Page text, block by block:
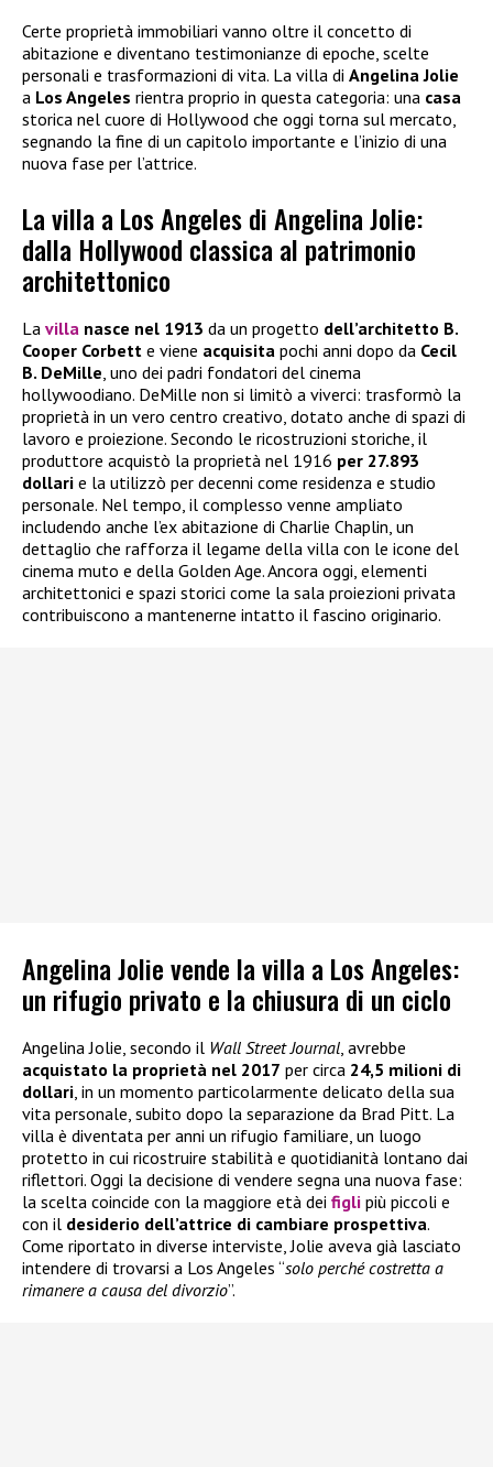
Certe proprietà immobiliari vanno oltre il concetto di
abitazione e diventano testimonianze di epoche, scelte
personali e trasformazioni di vita. La villa di Angelina Jolie
a Los Angeles rientra proprio in questa categoria: una casa
storica nel cuore di Hollywood che oggi torna sul mercato,
segnando la fine di un capitolo importante e l’inizio di una
nuova fase per l’attrice.
La villa a Los Angeles di Angelina Jolie:
dalla Hollywood classica al patrimonio
architettonico
La villa nasce nel 1913 da un progetto dell’architetto B.
Cooper Corbett e viene acquisita pochi anni dopo da Cecil
B. DeMille, uno dei padri fondatori del cinema
hollywoodiano. DeMille non si limitò a viverci: trasformò la
proprietà in un vero centro creativo, dotato anche di spazi di
lavoro e proiezione. Secondo le ricostruzioni storiche, il
produttore acquistò la proprietà nel 1916 per 27.893
dollari e la utilizzò per decenni come residenza e studio
personale. Nel tempo, il complesso venne ampliato
includendo anche l’ex abitazione di Charlie Chaplin, un
dettaglio che rafforza il legame della villa con le icone del
cinema muto e della Golden Age. Ancora oggi, elementi
architettonici e spazi storici come la sala proiezioni privata
contribuiscono a mantenerne intatto il fascino originario.
Angelina Jolie vende la villa a Los Angeles:
un rifugio privato e la chiusura di un ciclo
Angelina Jolie, secondo il Wall Street Journal , avrebbe
acquistato la proprietà nel 2017 per circa 24,5 milioni di
dollari , in un momento particolarmente delicato della sua
vita personale, subito dopo la separazione da Brad Pitt. La
villa è diventata per anni un rifugio familiare, un luogo
protetto in cui ricostruire stabilità e quotidianità lontano dai
riflettori. Oggi la decisione di vendere segna una nuova fase:
la scelta coincide con la maggiore età dei figli più piccoli e
con il desiderio dell’attrice di cambiare prospettiva.
Come riportato in diverse interviste, Jolie aveva già lasciato
intendere di trovarsi a Los Angeles “solo perché costretta a
rimanere a causa del divorzio”.